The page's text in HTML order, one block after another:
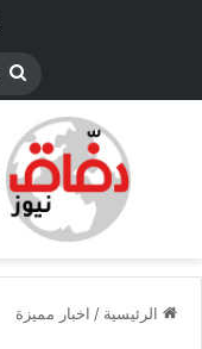
الرئيسية / اخبار مميزة